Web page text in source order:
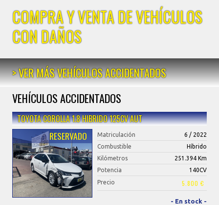
COMPRA Y VENTA DE VEHÍCULOS
CON DAÑOS
> VER MÁS VEHÍCULOS ACCIDENTADOS
VEHÍCULOS ACCIDENTADOS
TOYOTA COROLLA 1.8 HIBRIDO 125CV AUT
RESERVADO Matriculación
6 / 2022
Combustible
Híbrido
Kilómetros
251.394 Km
Potencia
140CV
Precio
5.800 €
- En stock -